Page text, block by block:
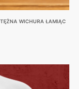
WICHURA ŁAMIĄC